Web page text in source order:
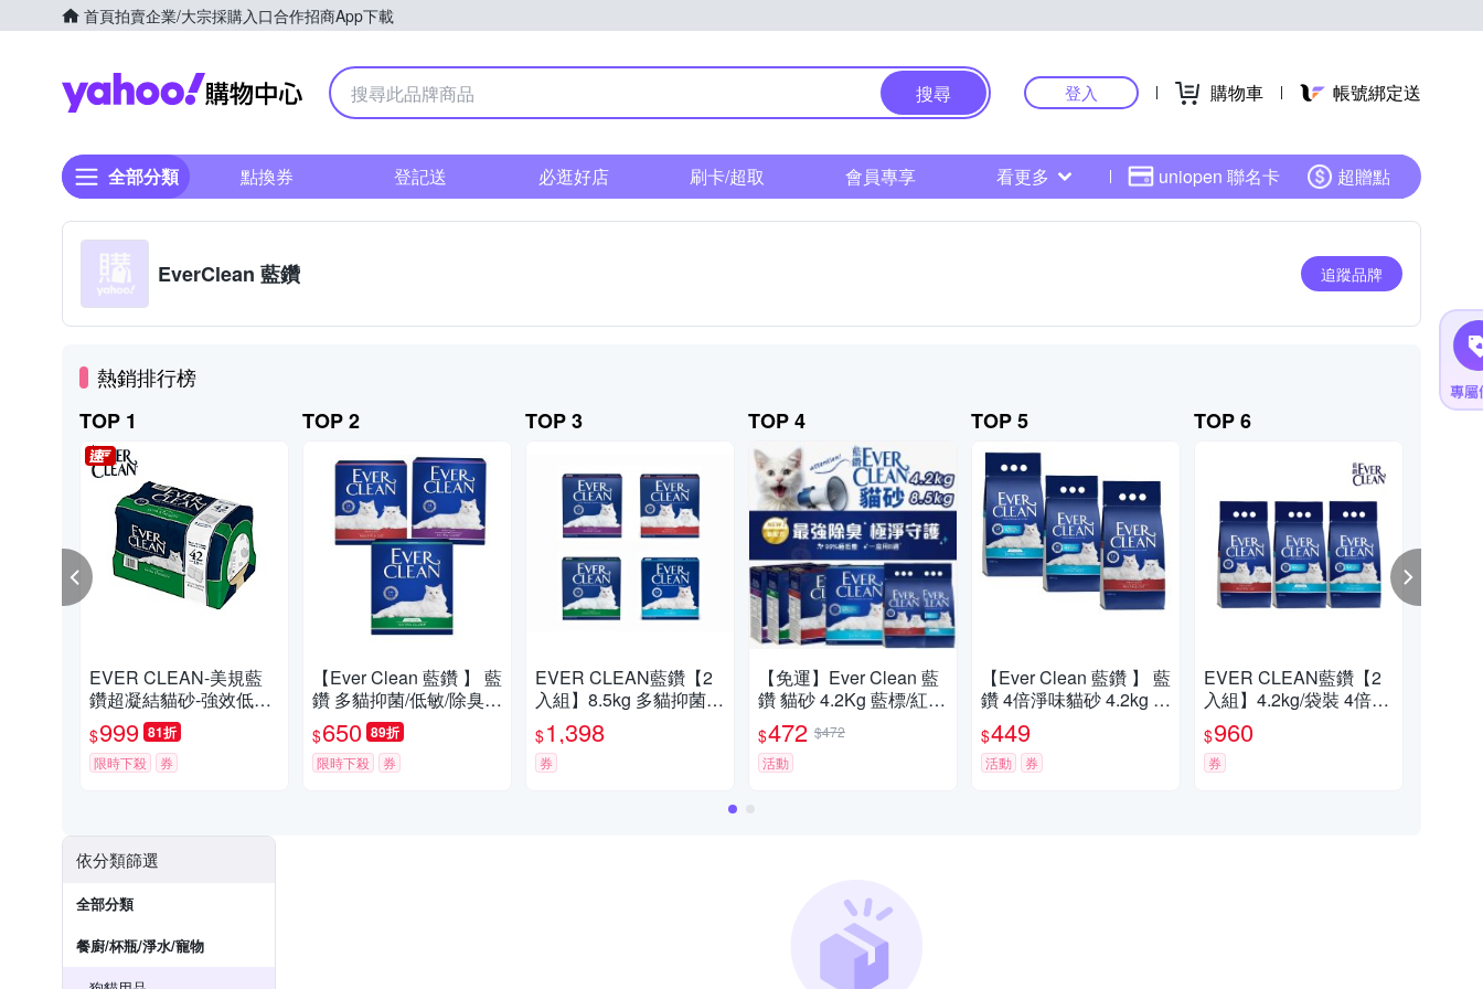
首頁拍賣企業/大宗採購入口合作招商App下載
Yahoo購物中心
搜尋 登入 購物車 帳號綁定送
全部分類 點換券 登記送 必逛好店 刷卡/超取 會員專享 看更多 uniopen 聯名卡 超贈點
EverClean 藍鑽 追蹤品牌
熱銷排行榜
TOP 1
EVER CLEAN-美規藍
鑽超凝結貓砂-強效低敏
結塊貓砂 42LB(19kg)=
綠標★
$999 81折
限時下殺 券
TOP 2
【Ever Clean 藍鑽 】 藍
鑽 多貓抑菌/低敏/除臭貓
砂8.5kg -( 除臭/ 抑味/ 凝
結/長效淨味21天)
$650 89折
限時下殺 券
TOP 3
EVER CLEAN藍鑽【2
入組】8.5kg 多貓抑菌/
除臭貓砂
$1,398
券
TOP 4
【免運】Ever Clean 藍
鑽 貓砂 4.2Kg 藍標/紅標
低敏 多貓 礦砂 貓砂『寵
喵樂旗艦店』
$472 $472
活動
TOP 5
【Ever Clean 藍鑽 】 藍
鑽 4倍淨味貓砂 4.2kg -(
無香/微香 /長效淨味21
天)
$449
活動 券
TOP 6
EVER CLEAN藍鑽【2
入組】4.2kg/袋裝 4倍淨
味/多貓抑菌貓砂
$960
券
依分類篩選
全部分類
餐廚/杯瓶/淨水/寵物